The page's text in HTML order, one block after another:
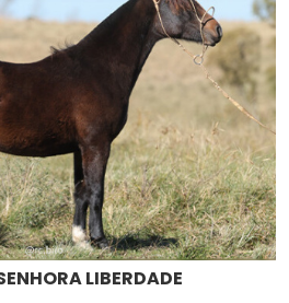
LIBERDADE